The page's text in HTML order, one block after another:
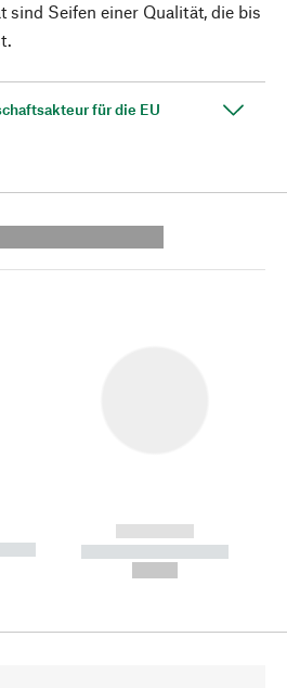
sind Seifen einer Qualität, die bis
für die EU
------------
----------- -----------